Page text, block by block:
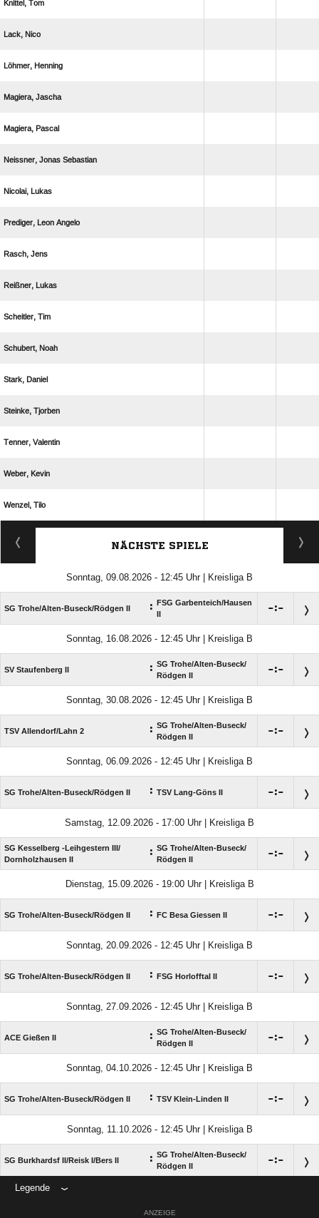
 
 
 
 
 
  
 
  
 
 
 
 
 
 
 
 
 
ANZEIGE
NÄCHSTE SPIELE
Sonntag, 09.08.2026 - 12:45 Uhr | Kreisliga B
SG Trohe/​Alten-Buseck/​Rödgen II :
FSG Garbenteich/​Hausen
:
Sonntag, 16.08.2026 - 12:45 Uhr | Kreisliga B
SV Staufenberg II : SG Trohe/​Alten-Buseck/​
Rödgen II
:
Sonntag, 30.08.2026 - 12:45 Uhr | Kreisliga B
TSV Allendorf/​Lahn 2 : SG Trohe/​Alten-Buseck/​
Rödgen II
:
Sonntag, 06.09.2026 - 12:45 Uhr | Kreisliga B
SG Trohe/​Alten-Buseck/​Rödgen II : TSV Lang-Göns II :
Samstag, 12.09.2026 - 17:00 Uhr | Kreisliga B
SG Kesselberg -Leihgestern III/​
Dornholzhausen II
: SG Trohe/​Alten-Buseck/​
Rödgen II
:
Dienstag, 15.09.2026 - 19:00 Uhr | Kreisliga B
SG Trohe/​Alten-Buseck/​Rödgen II : FC Besa Giessen II :
Sonntag, 20.09.2026 - 12:45 Uhr | Kreisliga B
SG Trohe/​Alten-Buseck/​Rödgen II : FSG Horlofftal II :
Sonntag, 27.09.2026 - 12:45 Uhr | Kreisliga B
ACE Gießen II : SG Trohe/​Alten-Buseck/​
Rödgen II
:
Sonntag, 04.10.2026 - 12:45 Uhr | Kreisliga B
SG Trohe/​Alten-Buseck/​Rödgen II : TSV Klein-Linden II :
Sonntag, 11.10.2026 - 12:45 Uhr | Kreisliga B
SG Burkhardsf II/​Reisk I/​Bers II : SG Trohe/​Alten-Buseck/​
Rödgen II
:
Legende
ANZEIGE